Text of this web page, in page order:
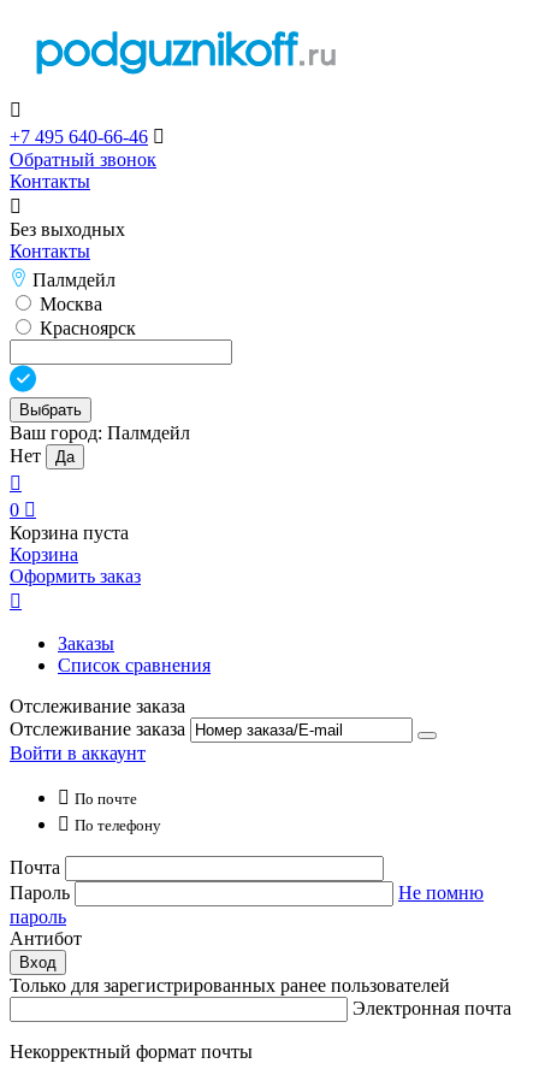

+7 495 640-66-46 
Обратный звонок
Контакты

Без выходных
Контакты
Палмдейл
Москва
Красноярск
Выбрать
Ваш город: Палмдейл
Нет
Да

0 
Корзина пуста
Корзина
Оформить заказ

Заказы
Список сравнения
Отслеживание заказа
Отслеживание заказа
Войти в аккаунт
 По почте
 По телефону
Почта
Пароль
Не помню
пароль
Антибот
Вход
Только для зарегистрированных ранее пользователей
Электронная почта
Некорректный формат почты